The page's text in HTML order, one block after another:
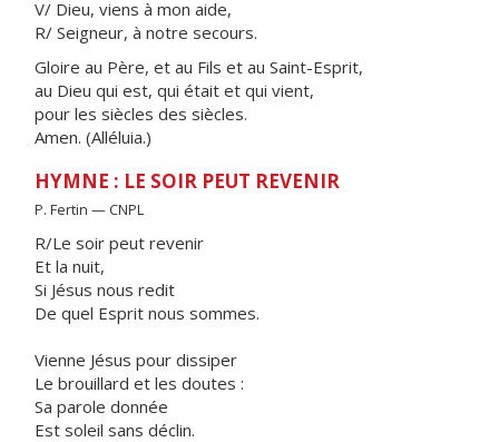
V/ Dieu, viens à mon aide,
R/ Seigneur, à notre secours.
Gloire au Père, et au Fils et au Saint-Esprit,
au Dieu qui est, qui était et qui vient,
pour les siècles des siècles.
Amen. (Alléluia.)
HYMNE : LE SOIR PEUT REVENIR
P. Fertin — CNPL
R/Le soir peut revenir
Et la nuit,
Si Jésus nous redit
De quel Esprit nous sommes.
Vienne Jésus pour dissiper
Le brouillard et les doutes :
Sa parole donnée
Est soleil sans déclin.